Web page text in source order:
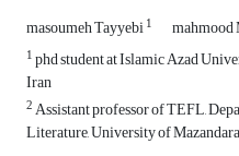
masoumeh Tayyebi1 mahmood
1phd student at Islamic Azad
Iran
2Assistant professor of TEFL,
Literature, University of